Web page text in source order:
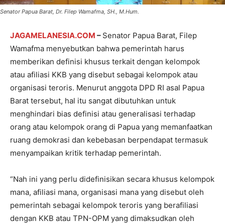
Senator Papua Barat, Dr. Filep Wamafma, SH., M.Hum.
JAGAMELANESIA.COM – Senator Papua Barat, Filep
Wamafma menyebutkan bahwa pemerintah harus
memberikan definisi khusus terkait dengan kelompok
atau afiliasi KKB yang disebut sebagai kelompok atau
organisasi teroris. Menurut anggota DPD RI asal Papua
Barat tersebut, hal itu sangat dibutuhkan untuk
menghindari bias definisi atau generalisasi terhadap
orang atau kelompok orang di Papua yang memanfaatkan
ruang demokrasi dan kebebasan berpendapat termasuk
menyampaikan kritik terhadap pemerintah.
“Nah ini yang perlu didefinisikan secara khusus kelompok
mana, afiliasi mana, organisasi mana yang disebut oleh
pemerintah sebagai kelompok teroris yang berafiliasi
dengan KKB atau TPN-OPM yang dimaksudkan oleh